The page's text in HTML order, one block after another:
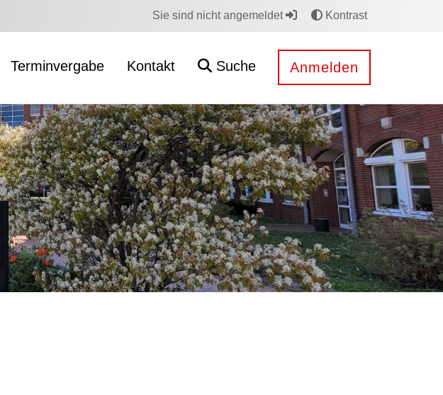
Sie sind nicht angemeldet Kontrast
Terminvergabe Kontakt Suche Anmelden